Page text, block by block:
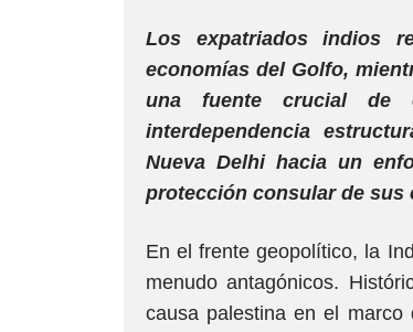
Los expatriados indios
economías del Golfo,
una fuente crucial de
interdependencia
Nueva Delhi hacia un
protección consular de sus
En el frente geopolítico, la
menudo antagónicos.
causa palestina en el marco